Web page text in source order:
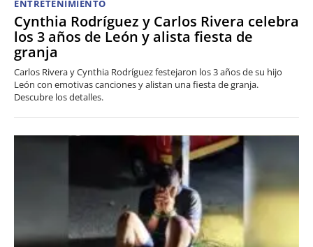
ENTRETENIMIENTO
Cynthia Rodríguez y Carlos Rivera celebra
los 3 años de León y alista fiesta de
granja
Carlos Rivera y Cynthia Rodríguez festejaron los 3 años de su hijo
León con emotivas canciones y alistan una fiesta de granja.
Descubre los detalles.